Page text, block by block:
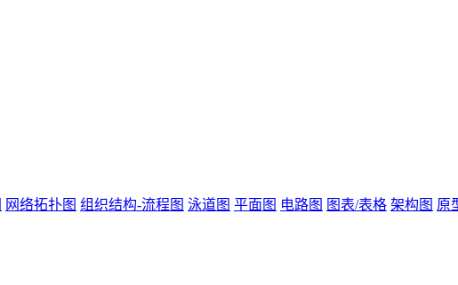
网络拓扑图 组织结构-流程图 泳道图 平面图 电路图 图表/表格 架构图 原